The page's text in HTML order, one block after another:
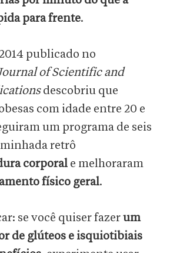
para frente.
publicado no
of Scientific and
descobriu que
com idade entre 20 e
um programa de seis
retrô
corporal e melhoraram
físico geral.
se você quiser fazerum
de glúteos e isquiotibiais